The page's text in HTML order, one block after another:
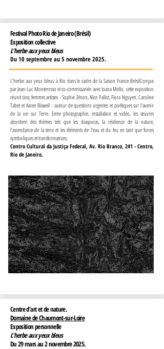
Festival Photo Rio de Janeiro (Brésil)
Exposition collective
L'herbe aux yeux bleus
Du 10 septembre au 5 novembre 2025.
L’herbe aux yeux bleusà Rio dans le cadre de la Saison France-BrésilConçue
par Jean-Luc Monterosso et co-commissariée avec Ioana Mello, cette exposition
réunit cinq femmes artistes - Sophie Zénon, Alice Pallot, Flora Nguyen, Caroline
Tabet et Karen Biswell - autour de questions urgentes et poétiques sur l'avenir
de la vie sur Terre. Entre photographie, installation et vidéo, les œuvres
abordent des thèmes tels que les diasporas, la résilience de la nature,
l'ascendance de la terre et les éléments de l'eau et du feu en tant que forces
symboliques et transformatrices.
Centro Cultural da Justiça Federal, Av. Rio Branco, 241 - Centro,
Rio de Janeiro.
Centre d'art et de nature.
Domaine de Chaumont-sur-Loire
Exposition personnelle
L'herbe aux yeux bleus
Du 29 mars au 2 novembre 2025.